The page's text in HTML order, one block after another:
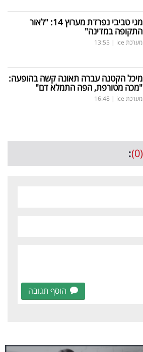
מגי טביבי נפרדת מערוץ 14: "לאור
התקופה במדינה"
מערכת ice |
13:55
מיכל הקטנה עברה תאונה קשה בהופעה:
"מכה מטורפת, הפה התמלא דם"
מערכת ice |
16:48
(0)
:
הוסף תגובה